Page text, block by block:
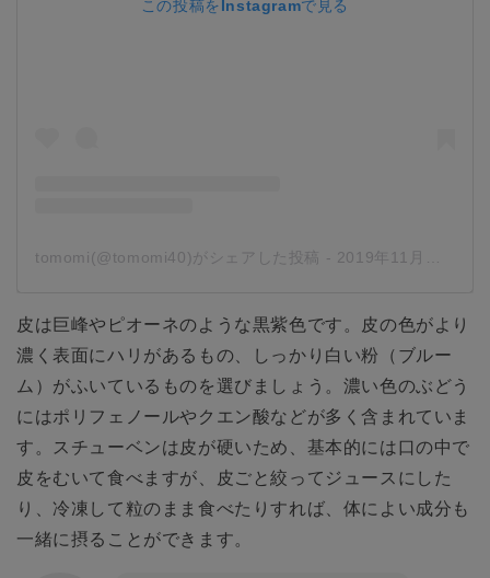
この投稿をInstagramで見る
tomomi(@tomomi40)がシェアした投稿 - 2019年11月月25日午後2時23分PST
皮は巨峰やピオーネのような黒紫色です。皮の色がより
濃く表面にハリがあるもの、しっかり白い粉（ブルー
ム）がふいているものを選びましょう。濃い色のぶどう
にはポリフェノールやクエン酸などが多く含まれていま
す。スチューベンは皮が硬いため、基本的には口の中で
皮をむいて食べますが、皮ごと絞ってジュースにした
り、冷凍して粒のまま食べたりすれば、体によい成分も
一緒に摂ることができます。